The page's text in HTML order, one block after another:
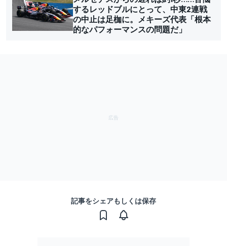
するレッドブルにとって、中東2連戦
の中止は足枷に。メキーズ代表「根本
的なパフォーマンスの問題だ」
記事をシェアもしくは保存